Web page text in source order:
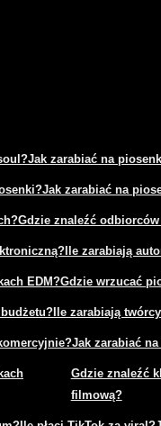
Jak zarabiać na
Jak zarabiać na
Gdzie znaleźć
Ile zarabiają
EDM?Gdzie wrzucać
Ile zarabiają
Jak zarabiać
Gdzie znaleźć
filmową?